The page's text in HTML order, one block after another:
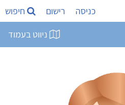
כניסה רישום חיפוש
ניווט בעמוד